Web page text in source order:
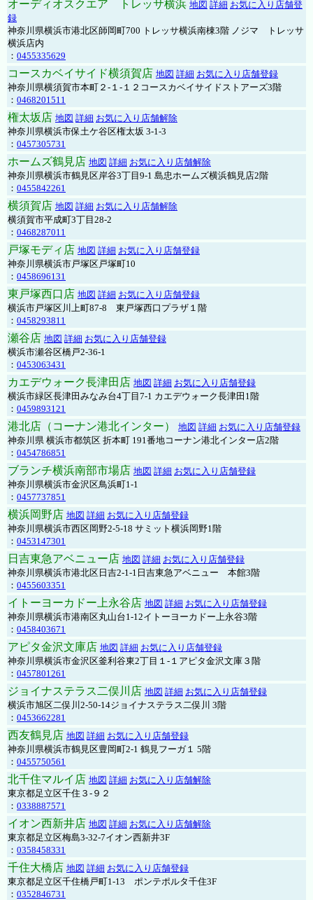
オーディオスクエア トレッサ横浜 地図 詳細 お気に入り店舗登
録
神奈川県横浜市港北区師岡町700 トレッサ横浜南棟3階 ノジマ トレッサ
横浜店内
： 0455335629
コースカベイサイド横須賀店 地図 詳細 お気に入り店舗登録
神奈川県横須賀市本町２-１-１２コースカベイサイドストアーズ3階
： 0468201511
権太坂店 地図 詳細 お気に入り店舗解除
神奈川県横浜市保土ケ谷区権太坂 3-1-3
： 0457305731
ホームズ鶴見店 地図 詳細 お気に入り店舗解除
神奈川県横浜市鶴見区岸谷3丁目9-1 島忠ホームズ横浜鶴見店2階
： 0455842261
横須賀店 地図 詳細 お気に入り店舗解除
横須賀市平成町3丁目28-2
： 0468287011
戸塚モディ店 地図 詳細 お気に入り店舗登録
神奈川県横浜市戸塚区戸塚町10
： 0458696131
東戸塚西口店 地図 詳細 お気に入り店舗登録
横浜市戸塚区川上町87-8 東戸塚西口プラザ１階
： 0458293811
瀬谷店 地図 詳細 お気に入り店舗登録
横浜市瀬谷区橋戸2-36-1
： 0453063431
カエデウォーク長津田店 地図 詳細 お気に入り店舗登録
横浜市緑区長津田みなみ台4丁目7-1 カエデウォーク長津田1階
： 0459893121
港北店（コーナン港北インター） 地図 詳細 お気に入り店舗登録
神奈川県 横浜市都筑区 折本町 191番地コーナン港北インター店2階
： 0454786851
ブランチ横浜南部市場店 地図 詳細 お気に入り店舗登録
神奈川県横浜市金沢区鳥浜町1-1
： 0457737851
横浜岡野店 地図 詳細 お気に入り店舗登録
神奈川県横浜市西区岡野2-5-18 サミット横浜岡野1階
： 0453147301
日吉東急アベニュー店 地図 詳細 お気に入り店舗登録
神奈川県横浜市港北区日吉2-1-1日吉東急アベニュー 本館3階
： 0455603351
イトーヨーカドー上永谷店 地図 詳細 お気に入り店舗登録
神奈川県横浜市港南区丸山台1-12イトーヨーカドー上永谷3階
： 0458403671
アピタ金沢文庫店 地図 詳細 お気に入り店舗登録
神奈川県横浜市金沢区釜利谷東2丁目１-１アピタ金沢文庫３階
： 0457801261
ジョイナステラス二俣川店 地図 詳細 お気に入り店舗登録
横浜市旭区二俣川2-50-14ジョイナステラス二俣川 3階
： 0453662281
西友鶴見店 地図 詳細 お気に入り店舗登録
神奈川県横浜市鶴見区豊岡町2-1 鶴見フーガ１ 5階
： 0455750561
北千住マルイ店 地図 詳細 お気に入り店舗解除
東京都足立区千住３-９２
： 0338887571
イオン西新井店 地図 詳細 お気に入り店舗解除
東京都足立区梅島3-32-7イオン西新井3F
： 0358458331
千住大橋店 地図 詳細 お気に入り店舗登録
東京都足立区千住橋戸町1-13 ポンテポルタ千住3F
： 0352846731